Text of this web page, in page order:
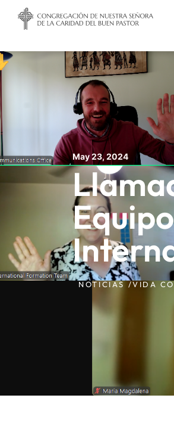
May 23, 2024
NOTICIAS /VIDA